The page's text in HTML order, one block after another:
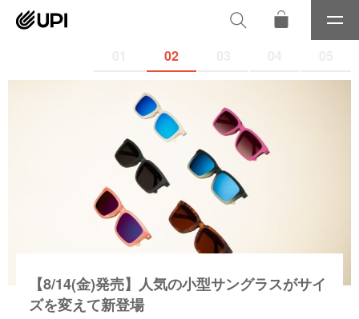
メ
ニ
02
【8/14(金)発売】人気の小型サングラスがサイ
ズを変えて新登場